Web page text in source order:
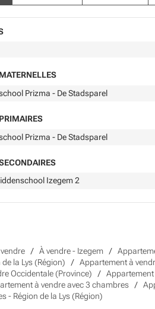
Prizma - De Stadsparel
Prizma - De Stadsparel
Izegem 2
À vendre - Izegem
la Lys (Région)
Appartement à
Occidentale (Province)
Appartement
à vendre avec 3 chambres
- Région de la Lys (Région)